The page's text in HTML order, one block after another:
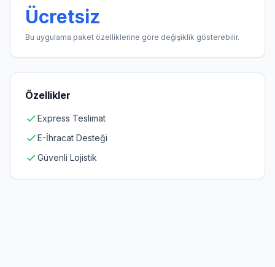
Ücretsiz
Bu uygulama paket özelliklerine göre değişiklik gösterebilir.
Özellikler
Express Teslimat
E-İhracat Desteği
Güvenli Lojistik